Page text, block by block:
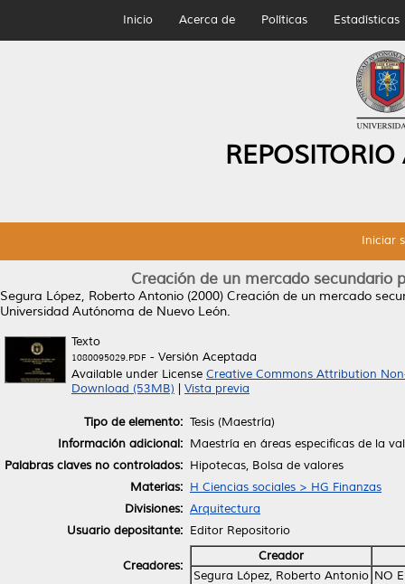
Inicio Acerca de Políticas Estadísticas
Iniciar
Creación de un mercado secundario
Segura López, Roberto Antonio (2000) Creación de un mercado
Universidad Autónoma de Nuevo León.
Texto
1080095029.PDF - Versión Aceptada
Available under License Creative Commons Attribution
Download (53MB)
Vista previa
Tipo de elemento: Tesis (Maestría)
Información adicional: Maestría en áreas especificas de la
Palabras claves no controlados: Hipotecas, Bolsa de valores
Materias: H Ciencias sociales > HG Finanzas
Divisiones: Arquitectura
Usuario depositante: Editor Repositorio
Creadores:
Creador
Segura López, Roberto Antonio NO